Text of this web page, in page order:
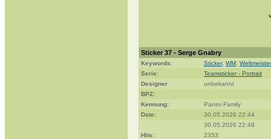
Sticker 37 - Serge Gnabry
Keywords: Sticker, WM
Serie:
Teamsticker - Portrait
Designer
unbekannt
BPZ:
Kennung:
Panini Family
Date:
30.05.2026 22:44
30.05.2026 22:48
Hits:
2353